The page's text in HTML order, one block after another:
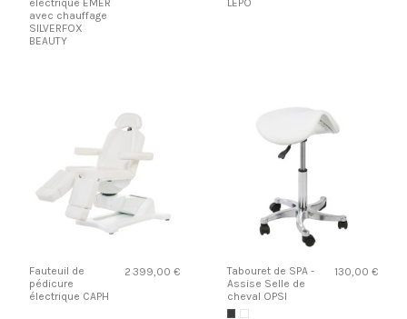
avec chauffage
SILVERFOX
BEAUTY
Fauteuil de
pédicure
électrique CAPH
2 399,00 €
Tabouret de SPA -
Assise Selle de
cheval OPSI
130,00 €